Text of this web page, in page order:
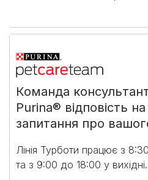
Команда
Purina® відповість на
запитання про
Лінія Турботи працює з
та з 9:00 до 18:00 у вихідні.​